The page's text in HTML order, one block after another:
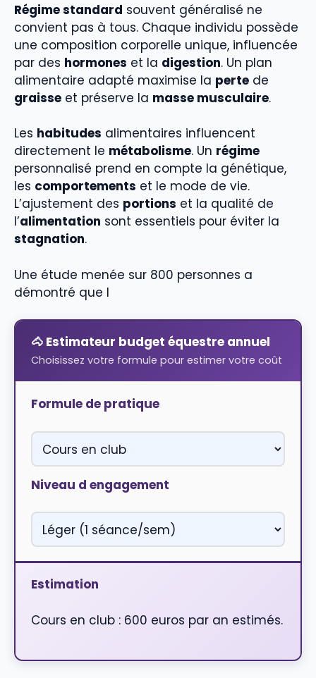
Régime standard souvent généralisé ne
convient pas à tous. Chaque individu possède
une composition corporelle unique, influencée
par des hormones et la digestion. Un plan
alimentaire adapté maximise la perte de
graisse et préserve la masse musculaire.
Les habitudes alimentaires influencent
directement le métabolisme. Un régime
personnalisé prend en compte la génétique,
les comportements et le mode de vie.
L’ajustement des portions et la qualité de
l’alimentation sont essentiels pour éviter la
stagnation.
Une étude menée sur 800 personnes a
démontré que l
🐴 Estimateur budget équestre annuel
Choisissez votre formule pour estimer votre coût
Formule de pratique
Niveau d engagement
Estimation
Cours en club : 600 euros par an estimés.